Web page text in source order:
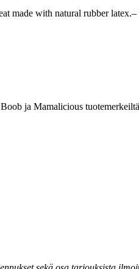
made with natural rubber
ja Mamalicious